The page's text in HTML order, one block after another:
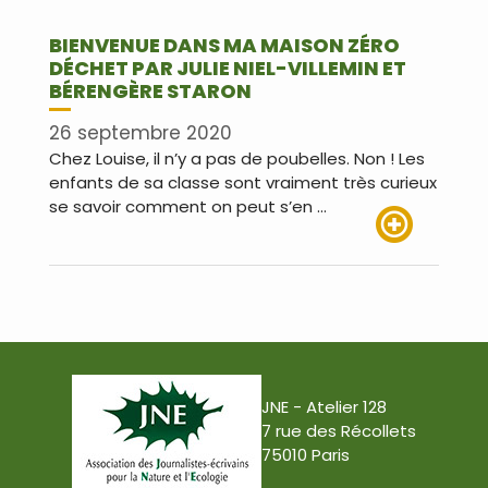
BIENVENUE DANS MA MAISON ZÉRO
DÉCHET PAR JULIE NIEL-VILLEMIN ET
BÉRENGÈRE STARON
26 septembre 2020
Chez Louise, il n’y a pas de poubelles. Non ! Les
enfants de sa classe sont vraiment très curieux
se savoir comment on peut s’en …
JNE - Atelier 128
7 rue des Récollets
75010 Paris